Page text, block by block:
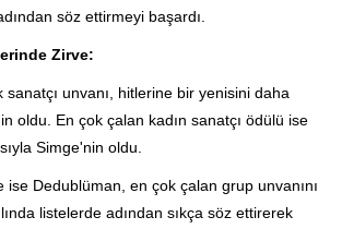
söz ettirmeyi başardı.
Zirve:
sanatçı unvanı, hitlerine bir yenisini daha
oldu. En çok çalan kadın sanatçı ödülü ise
Simge'nin oldu.
Dedublüman, en çok çalan grup unvanını
listelerde adından sıkça söz ettirerek